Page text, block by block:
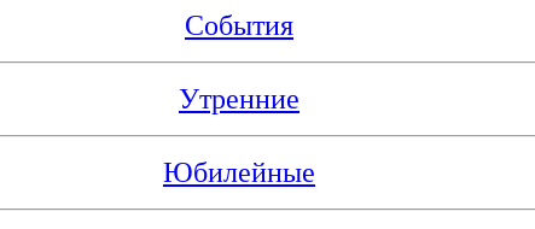
События
Утренние
Юбилейные